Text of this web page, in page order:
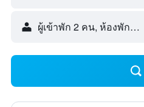
ผู้เข้าพัก 2 คน, ห้องพัก 1 ห้